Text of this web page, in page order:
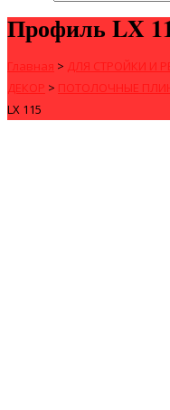
Профиль LX
Главная > ДЛЯ СТРОЙКИ И
ДЕКОР > ПОТОЛОЧНЫЕ
LX 115